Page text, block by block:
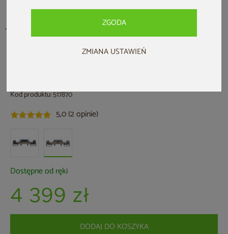
ZGODA
ZMIANA USTAWIEŃ
Kod produktu: 517870
5,0 (2 opinie)
Dostępne od ręki
4 399 zł
DODAJ DO KOSZYKA